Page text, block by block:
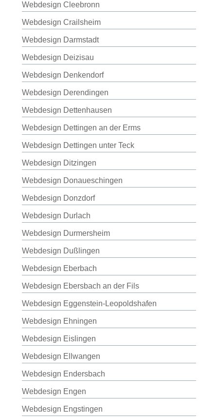
Webdesign Cleebronn
Webdesign Crailsheim
Webdesign Darmstadt
Webdesign Deizisau
Webdesign Denkendorf
Webdesign Derendingen
Webdesign Dettenhausen
Webdesign Dettingen an der Erms
Webdesign Dettingen unter Teck
Webdesign Ditzingen
Webdesign Donaueschingen
Webdesign Donzdorf
Webdesign Durlach
Webdesign Durmersheim
Webdesign Dußlingen
Webdesign Eberbach
Webdesign Ebersbach an der Fils
Webdesign Eggenstein-Leopoldshafen
Webdesign Ehningen
Webdesign Eislingen
Webdesign Ellwangen
Webdesign Endersbach
Webdesign Engen
Webdesign Engstingen